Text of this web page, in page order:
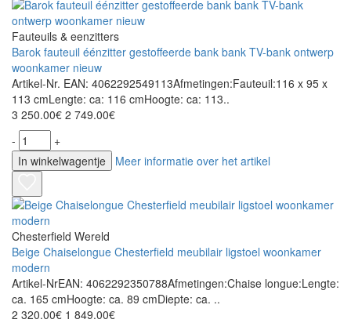
Fauteuils & eenzitters
Barok fauteuil éénzitter gestoffeerde bank bank TV-bank ontwerp
woonkamer nieuw
Artikel-Nr. EAN: 4062292549113Afmetingen:Fauteuil:116 x 95 x
113 cmLengte: ca: 116 cmHoogte: ca: 113..
3 250.00€ 2 749.00€
-
+
In winkelwagentje
Meer informatie over het artikel
Chesterfield Wereld
Beige Chaiselongue Chesterfield meubilair ligstoel woonkamer
modern
Artikel-NrEAN: 4062292350788Afmetingen:Chaise longue:Lengte:
ca. 165 cmHoogte: ca. 89 cmDiepte: ca. ..
2 320.00€ 1 849.00€